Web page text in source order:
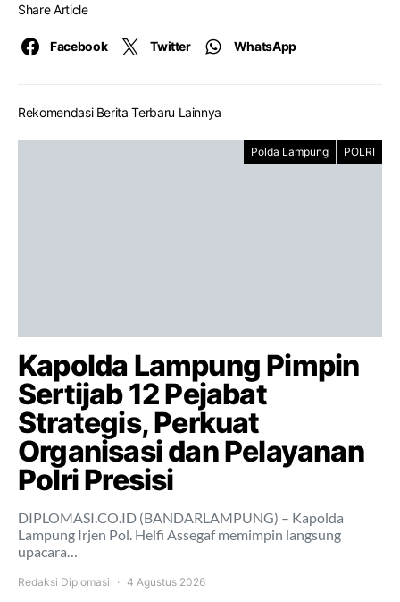
Share Article
Facebook Twitter WhatsApp
Rekomendasi Berita Terbaru Lainnya
Polda Lampung POLRI
Kapolda Lampung Pimpin
Sertijab 12 Pejabat
Strategis, Perkuat
Organisasi dan Pelayanan
Polri Presisi
DIPLOMASI.CO.ID (BANDARLAMPUNG) – Kapolda
Lampung Irjen Pol. Helfi Assegaf memimpin langsung
upacara…
Redaksi Diplomasi 4 Agustus 2026